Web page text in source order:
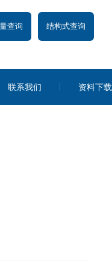
查询 结构式查询
联系我们 资料下载